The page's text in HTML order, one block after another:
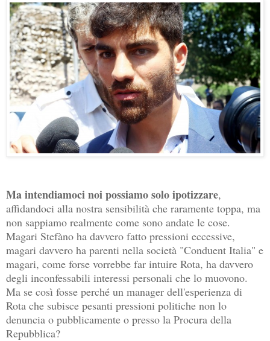
Ma intendiamoci noi possiamo solo ipotizzare,
affidandoci alla nostra sensibilità che raramente toppa, ma
non sappiamo realmente come sono andate le cose.
Magari Stefàno ha davvero fatto pressioni eccessive,
magari davvero ha parenti nella società "Conduent Italia" e
magari, come forse vorrebbe far intuire Rota, ha davvero
degli inconfessabili interessi personali che lo muovono.
Ma se così fosse perché un manager dell'esperienza di
Rota che subisce pesanti pressioni politiche non lo
denuncia o pubblicamente o presso la Procura della
Repubblica?